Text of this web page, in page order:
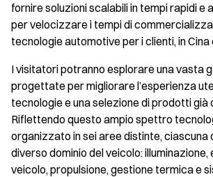
fornire soluzioni scalabili in tempi rapidi e
per velocizzare i tempi di
tecnologie automotive per i clienti, in Cina
I visitatori potranno esplorare una vasta
progettate per migliorare l’esperienza
tecnologie e una selezione di prodotti già
Riflettendo questo ampio spettro
organizzato in sei aree distinte, ciascuna
diverso dominio del veicolo:
veicolo, propulsione, gestione termica e